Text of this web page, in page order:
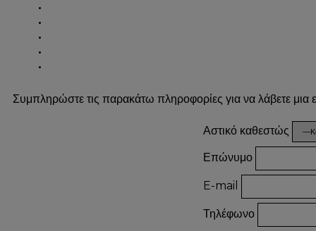
Συμπληρώστε τις παρακάτω πληροφορίες για να λάβετε μια
Αστικό καθεστώς
Επώνυμο
E-mail
Τηλέφωνο